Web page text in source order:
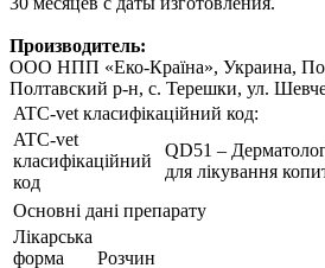
Производитель:
ООО НПП «Еко-Країна», Украина,
Полтавский р-н, с. Терешки, ул.
ATC-vet класифікаційний код:
ATC-vet
класифікаційний
код
QD51 –
для лікування копит
Основні дані препарату
Лікарська
форма
Розчин